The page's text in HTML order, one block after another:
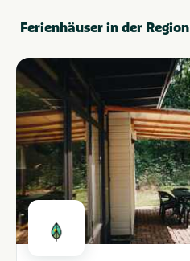
Ferienhäuser in der Region